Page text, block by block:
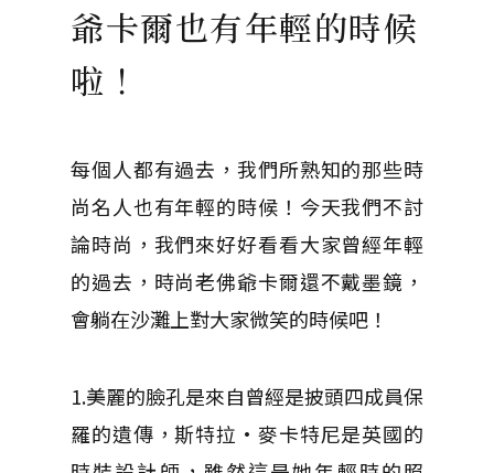
爺卡爾也有年輕的時候
啦！
每個人都有過去，我們所熟知的那些時
尚名人也有年輕的時候！今天我們不討
論時尚，我們來好好看看大家曾經年輕
的過去，時尚老佛爺卡爾還不戴墨鏡，
會躺在沙灘上對大家微笑的時候吧！
1.美麗的臉孔是來自曾經是披頭四成員保
羅的遺傳，斯特拉·麥卡特尼是英國的